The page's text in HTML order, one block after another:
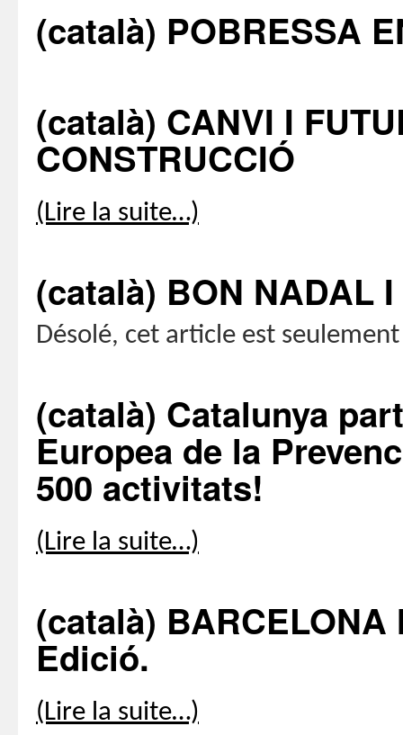
(català) POBRESSA
(català) CANVI I
CONSTRUCCIÓ
(Lire la suite…)
(català) BON NADAL
Désolé, cet article est
(català) Catalunya
Europea de la
500 activitats!
(Lire la suite…)
(català) BARCELONA
Edició.
(Lire la suite…)